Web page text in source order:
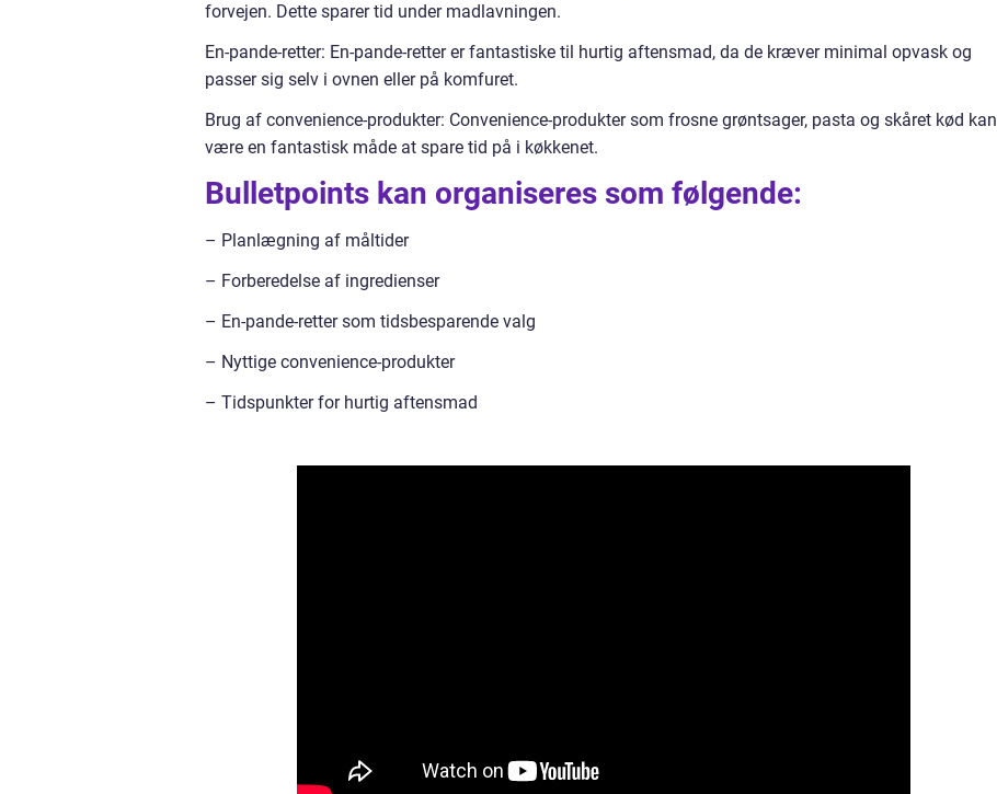
forvejen. Dette sparer tid under madlavningen.
En-pande-retter: En-pande-retter er fantastiske til hurtig aftensmad, da de kræver minimal opvask og
passer sig selv i ovnen eller på komfuret.
Brug af convenience-produkter: Convenience-produkter som frosne grøntsager, pasta og skåret kød kan
være en fantastisk måde at spare tid på i køkkenet.
Bulletpoints kan organiseres som følgende:
– Planlægning af måltider
– Forberedelse af ingredienser
– En-pande-retter som tidsbesparende valg
– Nyttige convenience-produkter
– Tidspunkter for hurtig aftensmad